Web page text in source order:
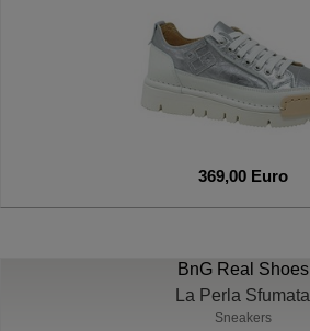
369,00 Euro
BnG Real Shoes
La Perla Sfumata
Sneakers